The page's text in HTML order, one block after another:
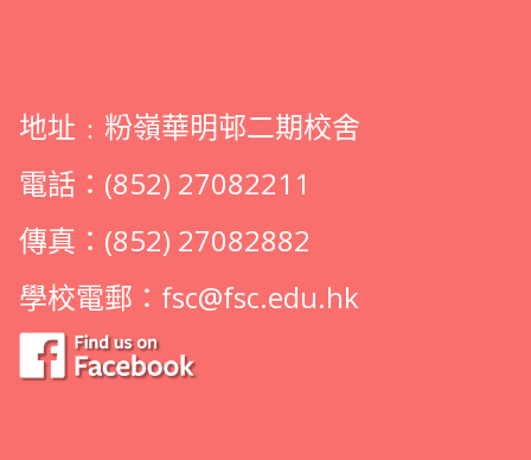
地址﹕粉嶺華明邨二期校舍
電話：(852) 27082211
傳真：(852) 27082882
學校電郵： fsc@fsc.edu.hk